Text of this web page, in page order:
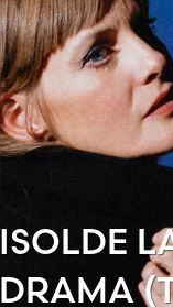
ISOLDE
DRAMA